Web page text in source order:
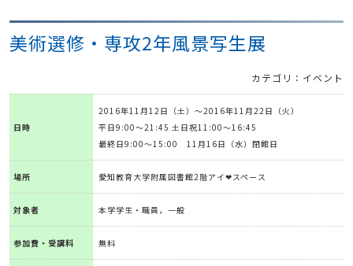
美術選修・専攻2年風景写生展
カテゴリ：イベント
日時
2016年11月12日（土）～2016年11月22日（火）
平日9:00～21:45 土日祝11:00～16:45
最終日9:00～15:00 11月16日（水）閉館日
場所 愛知教育大学附属図書館2階アイ❤スペース
対象者 本学学生・職員，一般
参加費・受講料 無料